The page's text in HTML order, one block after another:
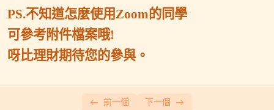
2026.02.07(六)小班輔導會議1
2026.02.26(四)小班輔導會議2
2026.03.06(五)小班輔導會議1
2026.03.21(六)小班輔導會議2
PS.不知道怎麼使用Zoom的同學
可參考附件檔案哦!
呀比理財期待您的參與。
前一個 下一個